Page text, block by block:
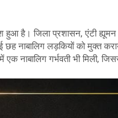
हुआ है। जिला प्रशासन, एंटी
नाबालिग लड़कियों को मुक्त
नाबालिग गर्भवती भी मिली,